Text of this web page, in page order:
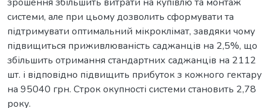
системи, але при цьому дозволить сформувати та
підтримувати оптимальний мікроклімат, завдяки чому
підвищиться приживлюваність саджанців на 2,5%, що
збільшить отримання стандартних саджанців на 2112
шт. і відповідно підвищить прибуток з кожного гектару
на 95040 грн. Строк окупності системи становить 2,78
року.